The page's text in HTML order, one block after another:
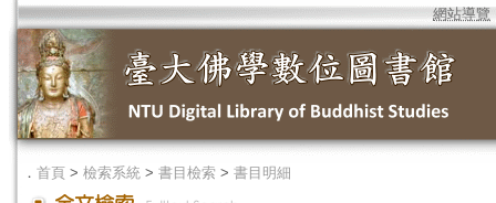
網站導覽
． 首頁 > 檢索系統 > 書目檢索 > 書目明細